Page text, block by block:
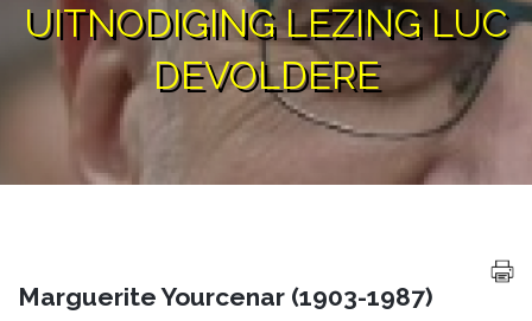
UITNODIGING LEZING LUC
DEVOLDERE
Marguerite Yourcenar (1903-1987)